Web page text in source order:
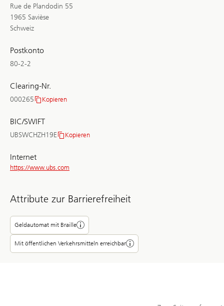
Rue de Plandodin 55
1965 Savièse
Schweiz
Postkonto
80-2-2
Clearing-Nr.
000265
Kopieren
BIC/SWIFT
UBSWCHZH19E
Kopieren
Internet
https://www.ubs.com
Attribute zur Barrierefreiheit
Geldautomat mit Braille
Mit öffentlichen Verkehrsmitteln erreichbar